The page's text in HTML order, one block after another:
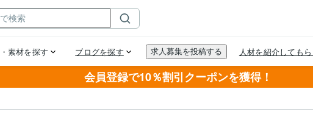
会員登録で10％割引クーポンを獲得！